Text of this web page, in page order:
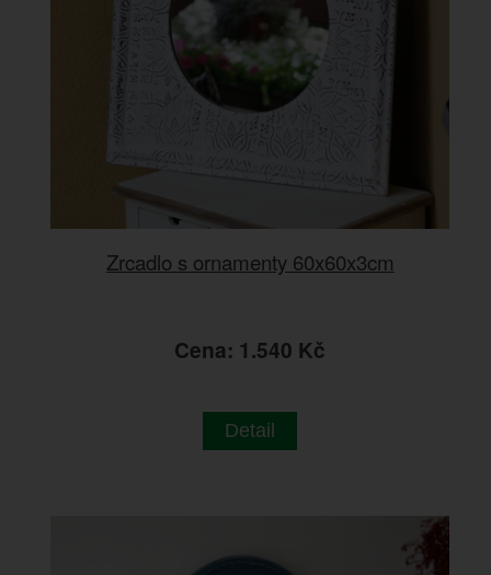
Zrcadlo s ornamenty 60x60x3cm
Cena: 1.540 Kč
Detail